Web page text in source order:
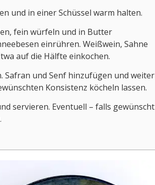
und in einer Schüssel warm halten.
fein würfeln und in Butter
einrühren. Weißwein, Sahne
auf die Hälfte einkochen.
Safran und Senf hinzufügen und weiter
Konsistenz köcheln lassen.
servieren. Eventuell – falls gewünscht